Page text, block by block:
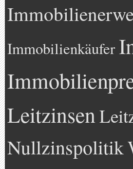
Immobilienkäufer
Leitzinsen
Nullzinspolitik